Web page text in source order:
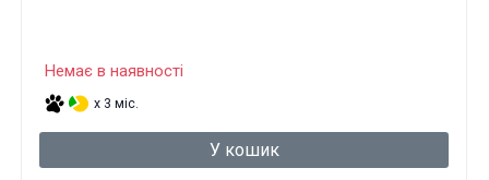
Немає в наявності
x 3 міс.
У кошик